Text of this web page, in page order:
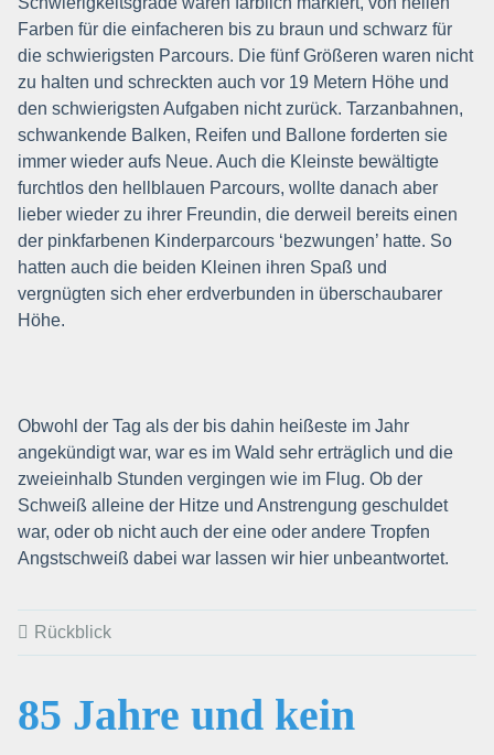
Farben für die einfacheren bis zu braun und schwarz für
die schwierigsten Parcours. Die fünf Größeren waren nicht
zu halten und schreckten auch vor 19 Metern Höhe und
den schwierigsten Aufgaben nicht zurück. Tarzanbahnen,
schwankende Balken, Reifen und Ballone forderten sie
immer wieder aufs Neue. Auch die Kleinste bewältigte
furchtlos den hellblauen Parcours, wollte danach aber
lieber wieder zu ihrer Freundin, die derweil bereits einen
der pinkfarbenen Kinderparcours ‘bezwungen’ hatte. So
hatten auch die beiden Kleinen ihren Spaß und
vergnügten sich eher erdverbunden in überschaubarer
Höhe.
Obwohl der Tag als der bis dahin heißeste im Jahr
angekündigt war, war es im Wald sehr erträglich und die
zweieinhalb Stunden vergingen wie im Flug. Ob der
Schweiß alleine der Hitze und Anstrengung geschuldet
war, oder ob nicht auch der eine oder andere Tropfen
Angstschweiß dabei war lassen wir hier unbeantwortet.
Rückblick
85 Jahre und kein